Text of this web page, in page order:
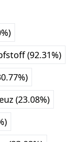
(92.31%)
(23.08%)